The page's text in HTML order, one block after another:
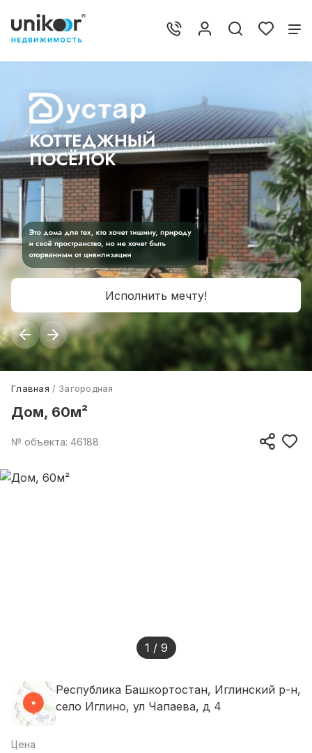
Исполнить мечту!
Главная Загородная
Дом, 60м²
№ объекта: 46188
1 / 9
Республика Башкортостан, Иглинский р-н,
село Иглино, ул Чапаева, д 4
Цена